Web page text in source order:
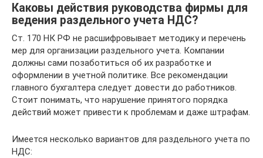
Каковы действия руководства фирмы для
ведения раздельного учета НДС?
Ст. 170 НК РФ не расшифровывает методику и перечень
мер для организации раздельного учета. Компании
должны сами позаботиться об их разработке и
оформлении в учетной политике. Все рекомендации
главного бухгалтера следует довести до работников.
Стоит понимать, что нарушение принятого порядка
действий может привести к проблемам и даже штрафам.
Имеется несколько вариантов для раздельного учета по
НДС: